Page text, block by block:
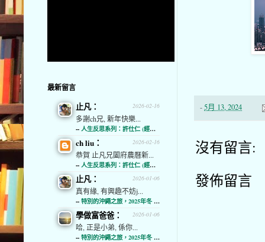
-5月 13, 2024
沒有留言:
發佈留言
最新留言
2026-02-16
止凡：
多謝ch兄, 新年快樂...
-- 人生反思系列：許仕仁 (經濟通)
2026-02-16
ch liu：
恭賀 止凡兄闔府農曆新...
-- 人生反思系列：許仕仁 (經濟通)
2026-01-06
止凡：
真有緣, 有興趣不妨j...
-- 特別的沖繩之旅，2025年冬 (經濟通)
2026-01-06
學做富爸爸：
哈, 正是小弟, 係你...
-- 特別的沖繩之旅，2025年冬 (經濟通)